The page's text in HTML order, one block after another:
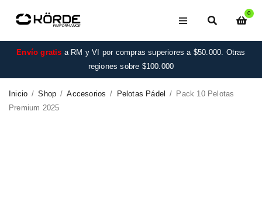
0
Envío gratis a RM y VI por compras superiores a $50.000. Otras
regiones sobre $100.000
Inicio / Shop / Accesorios / Pelotas Pádel / Pack 10 Pelotas
Premium 2025